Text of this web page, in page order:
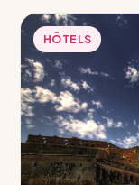
HÔTELS